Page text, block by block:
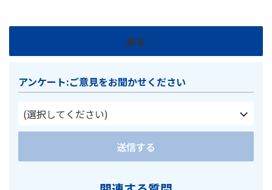
戻る
アンケート:ご意見をお聞かせください
(選択してください)
送信する